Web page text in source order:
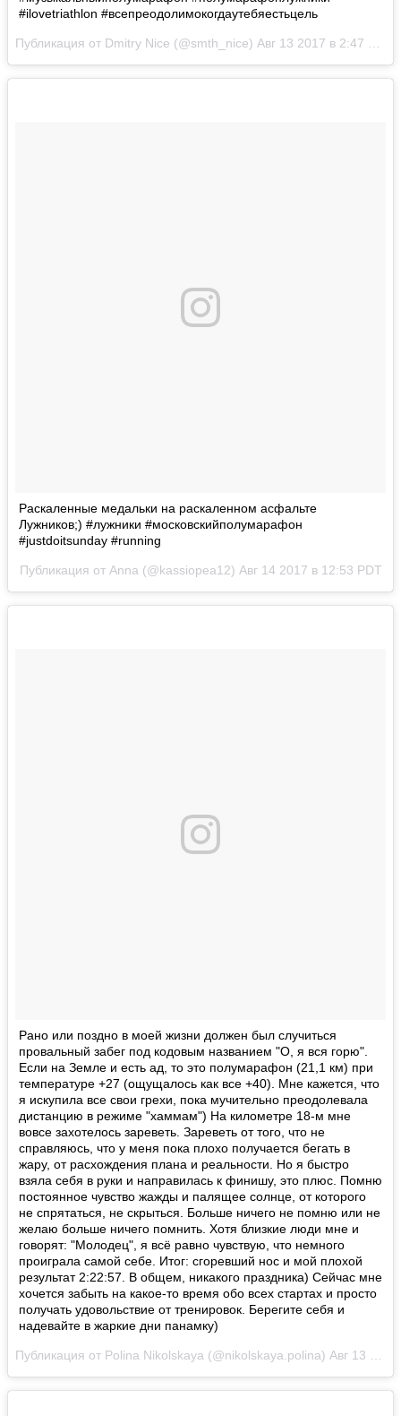
#ilovetriathlon #всепреодолимокогдаутебяестьцель
Публикация от Dmitry Nice (@smth_nice) Авг 13 2017 в 2:47 PDT
Раскаленные медальки на раскаленном асфальте
Лужников;) #лужники #московскийполумарафон
#justdoitsunday #running
Публикация от Anna (@kassiopea12) Авг 14 2017 в 12:53 PDT
Рано или поздно в моей жизни должен был случиться
провальный забег под кодовым названием "О, я вся горю".
Если на Земле и есть ад, то это полумарафон (21,1 км) при
температуре +27 (ощущалось как все +40). Мне кажется, что
я искупила все свои грехи, пока мучительно преодолевала
дистанцию в режиме "хаммам") На километре 18-м мне
вовсе захотелось зареветь. Зареветь от того, что не
справляюсь, что у меня пока плохо получается бегать в
жару, от расхождения плана и реальности. Но я быстро
взяла себя в руки и направилась к финишу, это плюс. Помню
постоянное чувство жажды и палящее солнце, от которого
не спрятаться, не скрыться. Больше ничего не помню или не
желаю больше ничего помнить. Хотя близкие люди мне и
говорят: "Молодец", я всё равно чувствую, что немного
проиграла самой себе. Итог: сгоревший нос и мой плохой
результат 2:22:57. В общем, никакого праздника) Сейчас мне
хочется забыть на какое-то время обо всех стартах и просто
получать удовольствие от тренировок. Берегите себя и
надевайте в жаркие дни панамку)
Публикация от Polina Nikolskaya (@nikolskaya.polina) Авг 13 2017 в 11:37 PDT